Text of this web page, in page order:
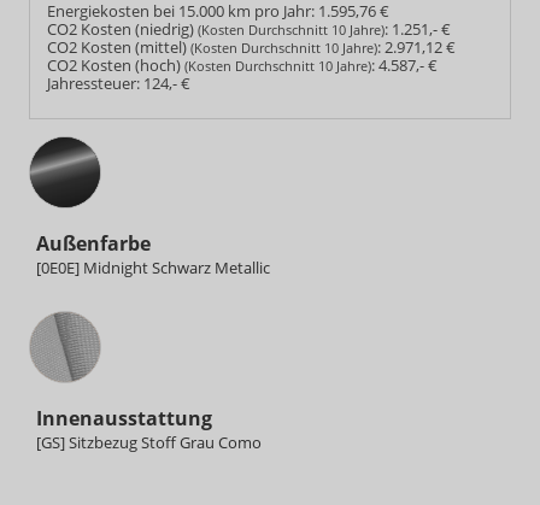
Energiekosten bei 15.000 km pro Jahr: 1.595,76 €
CO2 Kosten (niedrig) (Kosten Durchschnitt 10 Jahre): 1.251,- €
CO2 Kosten (mittel) (Kosten Durchschnitt 10 Jahre):2.971,12 €
CO2 Kosten (hoch) (Kosten Durchschnitt 10 Jahre):4.587,- €
Jahressteuer: 124,- €
Außenfarbe
[0E0E] Midnight Schwarz Metallic
Innenausstattung
Innenausstattung
[GS] Sitzbezug Stoff Grau Como